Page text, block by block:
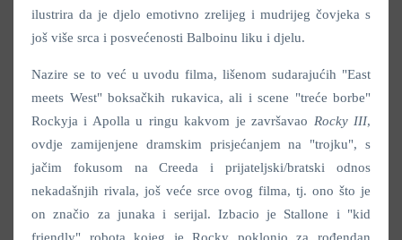
ilustrira da je djelo emotivno zrelijeg i mudrijeg čovjeka s
još više srca i posvećenosti Balboinu liku i djelu.
Nazire se to već u uvodu filma, lišenom sudarajućih "East
meets West" boksačkih rukavica, ali i scene "treće borbe"
Rockyja i Apolla u ringu kakvom je završavao Rocky III,
ovdje zamijenjene dramskim prisjećanjem na "trojku", s
jačim fokusom na Creeda i prijateljski/bratski odnos
nekadašnjih rivala, još veće srce ovog filma, tj. ono što je
on značio za junaka i serijal. Izbacio je Stallone i "kid